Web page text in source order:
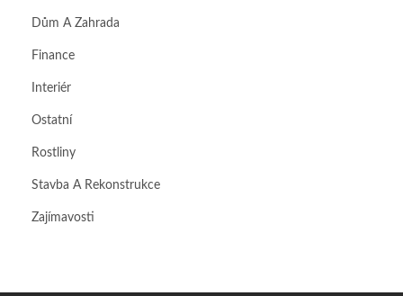
Dům A Zahrada
Finance
Interiér
Ostatní
Rostliny
Stavba A Rekonstrukce
Zajímavosti